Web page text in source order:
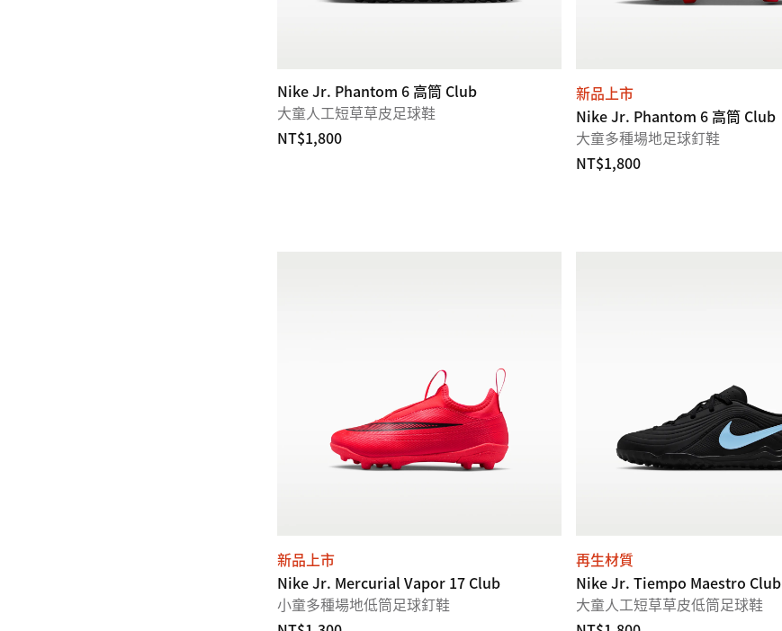
Nike Jr. Phantom 6 高筒 Club
大童人工短草草皮足球鞋
NT$1,800
新品上市
Nike Jr. Phantom 6 高筒 Club
大童多種場地足球釘鞋
NT$1,800
新品上市
Nike Jr. Mercurial Vapor 17 Club
小童多種場地低筒足球釘鞋
再生材質
Nike Jr. Tiempo Maestro Club
大童人工短草草皮低筒足球鞋